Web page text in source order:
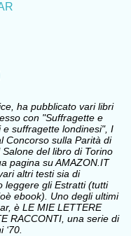
ha pubblicato vari libri
con "Suffragette e
suffragette londinesi", I
Concorso sulla Parità di
del libro di Torino
pagina su AMAZON.IT
altri testi sia di
leggere gli Estratti (tutti
ebook). Uno degli ultimi
è LE MIE LETTERE
RACCONTI, una serie di